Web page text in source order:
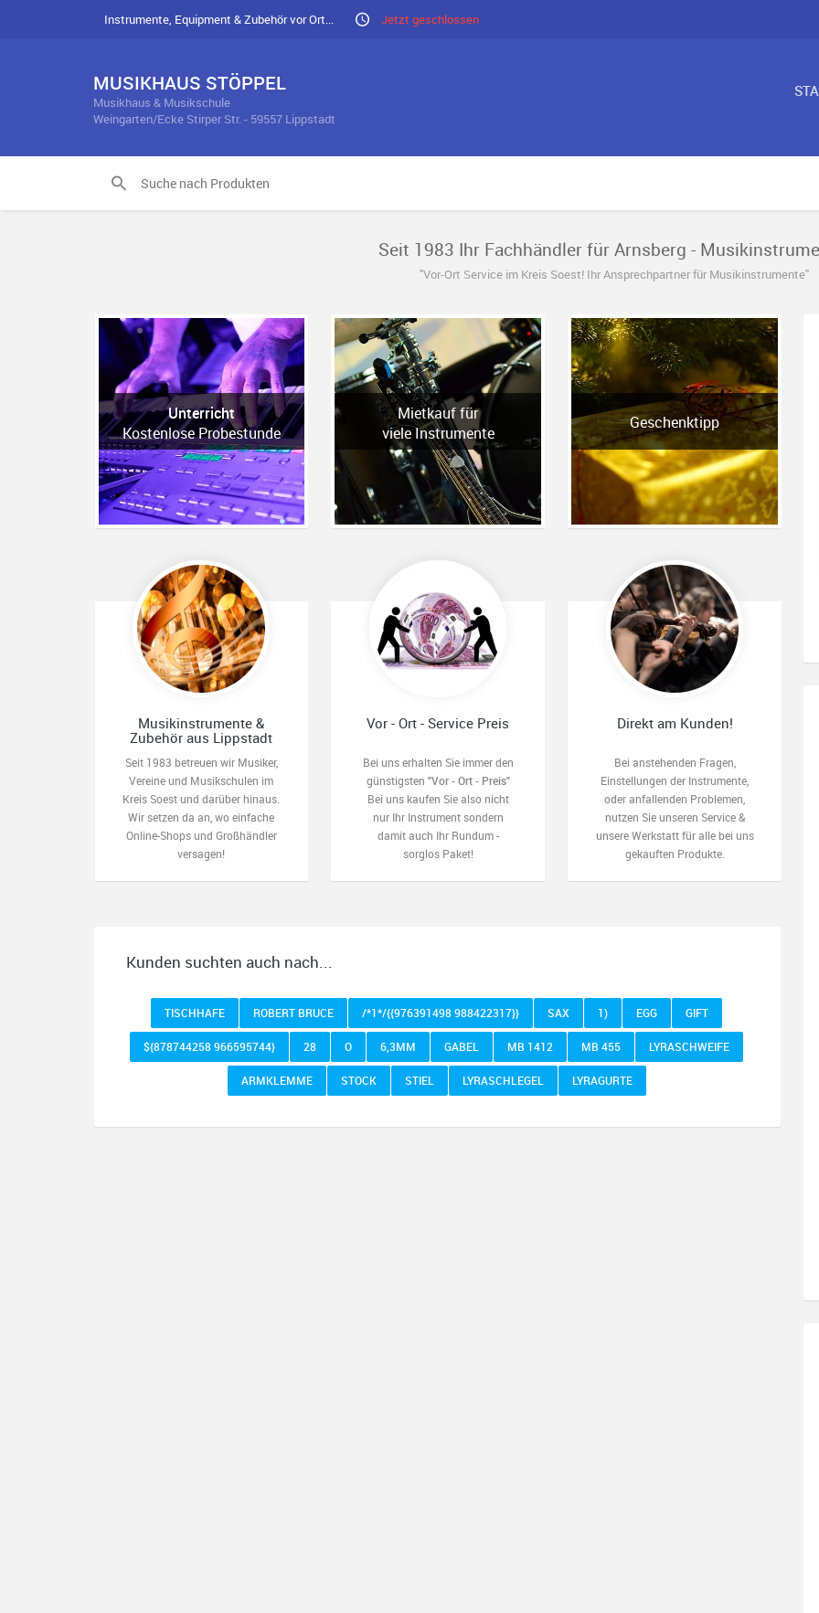
Instrumente, Equipment & Zubehör vor Ort... Jetzt geschlossen
MUSIKHAUS STÖPPEL
Musikhaus & Musikschule
Weingarten/Ecke Stirper Str. - 59557 Lippstadt
Seit 1983 Ihr Fachhändler für Arnsberg -
"Vor-Ort Service im Kreis Soest! Ihr Ansprechpartner für Musikinstrumente"
Unterricht
Kostenlose Probestunde
Mietkauf für
viele Instrumente
Geschenktipp
Musikinstrumente &
Zubehör aus Lippstadt
Seit 1983 betreuen wir Musiker,
Vereine und Musikschulen im
Kreis Soest und darüber hinaus.
Wir setzen da an, wo einfache
Online-Shops und Großhändler
versagen!
Vor - Ort - Service Preis
Bei uns erhalten Sie immer den
günstigsten "Vor - Ort - Preis"
Bei uns kaufen Sie also nicht
nur Ihr Instrument sondern
damit auch Ihr Rundum -
sorglos Paket!
Direkt am Kunden!
Bei anstehenden Fragen,
Einstellungen der Instrumente,
oder anfallenden Problemen,
nutzen Sie unseren Service &
unsere Werkstatt für alle bei uns
gekauften Produkte.
Kunden suchten auch nach...
TISCHHAFE ROBERT BRUCE /*1*/{{976391498 988422317}} SAX 1) EGG GIFT
${878744258 966595744} 28 O 6,3MM GABEL MB 1412 MB 455 LYRASCHWEIFE
ARMKLEMME STOCK STIEL LYRASCHLEGEL LYRAGURTE